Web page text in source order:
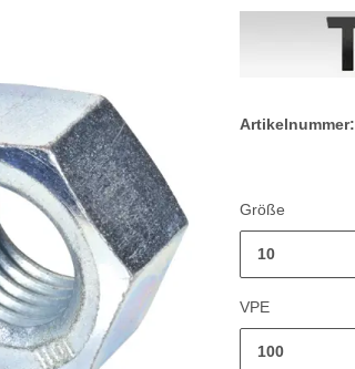
Artikelnummer:
Größe
10
VPE
100